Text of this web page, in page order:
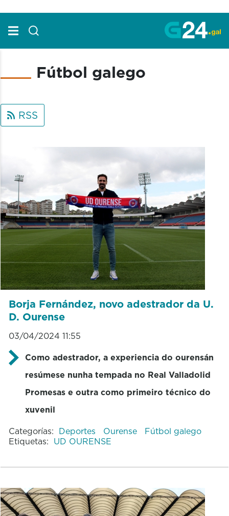
Fútbol galego
RSS
Borja Fernández, novo adestrador da U.
D. Ourense
03/04/2024 11:55
Como adestrador, a experiencia do ourensán
resúmese nunha tempada no Real Valladolid
Promesas e outra como primeiro técnico do
xuvenil
Categorías: Deportes Ourense
Fútbol galego
Etiquetas: UD OURENSE